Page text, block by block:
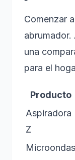
Comenzar
una
para el
Producto
Aspiradora
Z
Microondas